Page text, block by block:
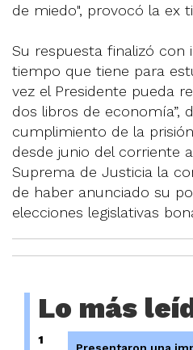
de miedo", provocó la ex
Su respuesta finalizó con
tiempo que tiene para
vez el Presidente pueda
dos libros de economía”,
cumplimiento de la
desde junio del corriente
Suprema de Justicia la
de haber anunciado su
elecciones legislativas
Lo más
1
Presentaron una